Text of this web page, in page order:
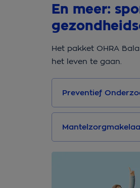
En meer:
Het pakket OHRA
het leven te gaan.
Preventief